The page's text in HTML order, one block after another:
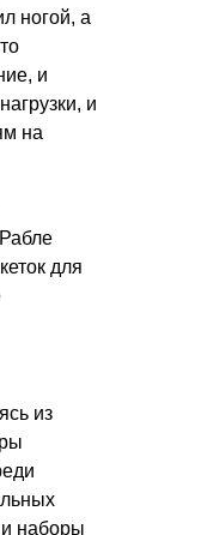
ногой, а
и
и
на
для
из
наборы